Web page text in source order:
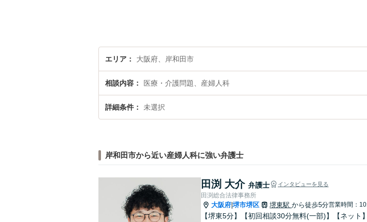
エリア 大阪府、岸和田市
相談内容 医療・介護問題、産婦人科
詳細条件 未選択
岸和田市から近い産婦人科に強い弁護士
田渕 大介 弁護士 インタビューを見る
田渕総合法律事務所
大阪府 堺市堺区 堺東駅 から徒歩5分営業時間：
【堺東5分】【初回相談30分無料(一部)】【ネッ